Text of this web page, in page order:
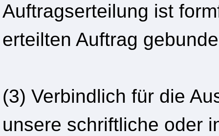
Auftragserteilung ist
erteilten Auftrag
(3) Verbindlich für die
unsere schriftliche oder